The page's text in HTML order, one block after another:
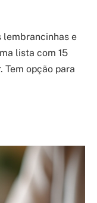
lembrancinhas e
lista com 15
Tem opção para